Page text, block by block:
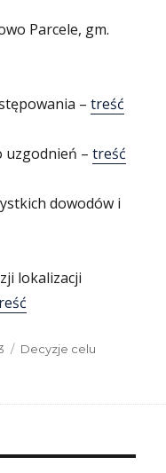
Parcele, gm.
–treść
uzgodnień –treść
dowodów i
lokalizacji
Kategorie
Decyzje celu